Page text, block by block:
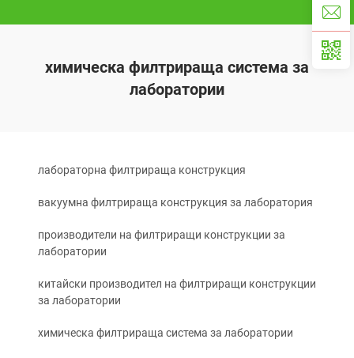
химическа филтрираща система за
лаборатории
лабораторна филтрираща конструкция
вакуумна филтрираща конструкция за лаборатория
производители на филтриращи конструкции за
лаборатории
китайски производител на филтриращи конструкции
за лаборатории
химическа филтрираща система за лаборатории